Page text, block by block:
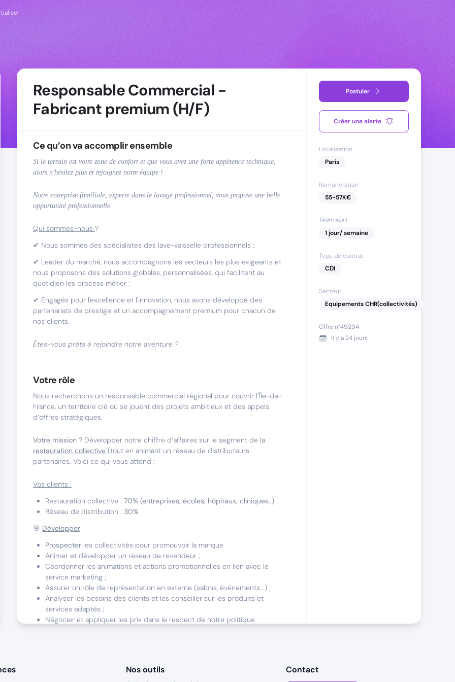
Responsable Commercial -
Fabricant premium (H/F)
Ce qu’on va accomplir ensemble
Si le terrain est votre zone de confort et que vous avez une forte appétence technique,
alors n'hésitez plus et rejoignez notre équipe !
Notre entreprise familiale, experte dans le lavage professionnel, vous propose une belle
opportunité professionnelle.
Qui sommes-nous ?
✔ Nous sommes des spécialistes des lave-vaisselle professionnels ;
✔ Leader du marché, nous accompagnons les secteurs les plus exigeants et
nous proposons des solutions globales, personnalisées, qui facilitent au
quotidien les process métier ;
✔ Engagés pour l'excellence et l'innovation, nous avons développé des
partenariats de prestige et un accompagnement premium pour chacun de
nos clients.
Êtes-vous prêts à rejoindre notre aventure ?
Votre rôle
Nous recherchons un responsable commercial régional pour couvrir l’Île-de-
France, un territoire clé où se jouent des projets ambitieux et des appels
d’offres stratégiques.
Votre mission ? Développer notre chiffre d’affaires sur le segment de la
restauration collective (tout en animant un réseau de distributeurs
partenaires. Voici ce qui vous attend :
Vos clients :
Restauration collective : 70% (entreprises, écoles, hôpitaux, cliniques..)
Réseau de distribution : 30%
🎯 Développer
Prospecter les collectivités pour promouvoir la marque
Animer et développer un réseau de revendeur ;
Coordonner les animations et actions promotionnelles en lien avec le
service marketing ;
Assurer un rôle de représentation en externe (salons, événements...) ;
Analyser les besoins des clients et les conseiller sur les produits et
services adaptés ;
Négocier et appliquer les prix dans le respect de notre politique
Postuler
Créer une alerte
Localisation
Paris
Rémunération
55-57K€
Télétravail
1 jour/ semaine
Type de contrat
CDI
Secteur
Equipements CHR(collectivités)
Offre n°49294
Il y a 24 jours
Nos outils
Contact